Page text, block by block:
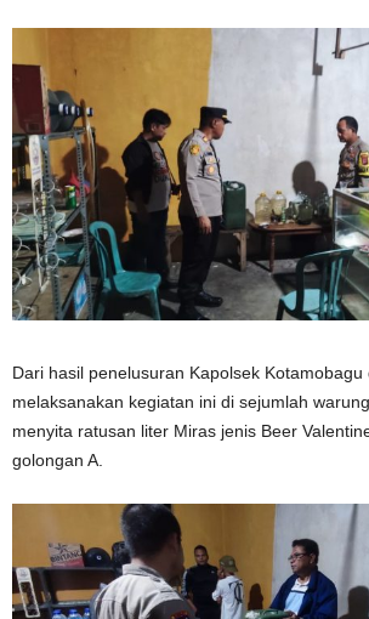
Dari hasil penelusuran Kapolsek
melaksanakan kegiatan ini di sejumlah
menyita ratusan liter Miras jenis Beer
golongan A.